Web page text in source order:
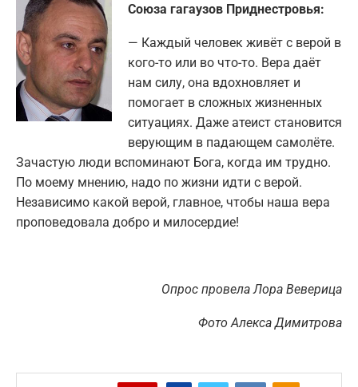
Союза гагаузов Приднестровья:
— Каждый человек живёт с верой в
кого-то или во что-то. Вера даёт
нам силу, она вдохновляет и
помогает в сложных жизненных
ситуациях. Даже атеист становится
верующим в падающем самолёте.
Зачастую люди вспоминают Бога, когда им трудно.
По моему мнению, надо по жизни идти с верой.
Независимо какой верой, главное, чтобы наша вера
проповедовала добро и милосердие!
Опрос провела Лора Веверица
Фото Алекса Димитрова